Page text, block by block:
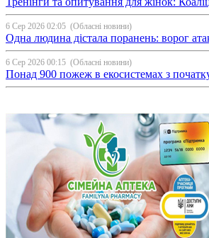
6 Сер 2026 02:05 (Обласні новини)
Одна людина дістала поранень: ворог
6 Сер 2026 00:15 (Обласні новини)
Понад 900 пожеж в екосистемах з